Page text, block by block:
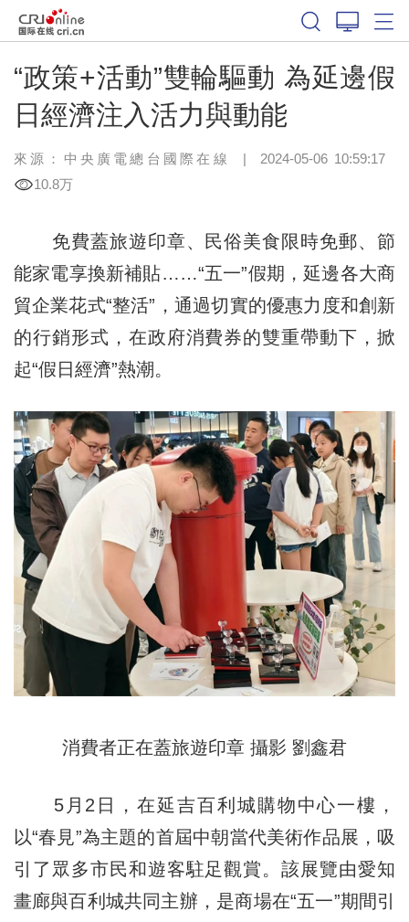
“政策+活動”雙輪驅動 為延邊假
日經濟注入活力與動能
來源：中央廣電總台國際在線 | 2024-05-06 10:59:17
10.8万
免費蓋旅遊印章、民俗美食限時免郵、節
能家電享換新補貼……“五一”假期，延邊各大商
貿企業花式“整活”，通過切實的優惠力度和創新
的行銷形式，在政府消費券的雙重帶動下，掀
起“假日經濟”熱潮。
消費者正在蓋旅遊印章 攝影 劉鑫君
5月2日，在延吉百利城購物中心一樓，
以“春見”為主題的首屆中朝當代美術作品展，吸
引了眾多市民和遊客駐足觀賞。該展覽由愛知
畫廊與百利城共同主辦，是商場在“五一”期間引